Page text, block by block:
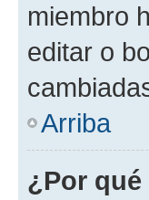
miembro
editar o
Arriba
¿Por